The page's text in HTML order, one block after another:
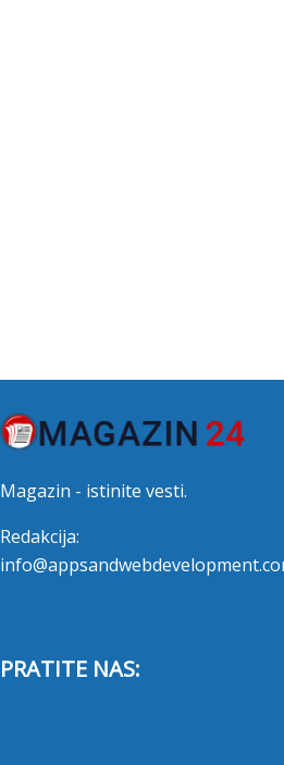
Magazin - istinite vesti.
Redakcija:
PRATITE NAS: